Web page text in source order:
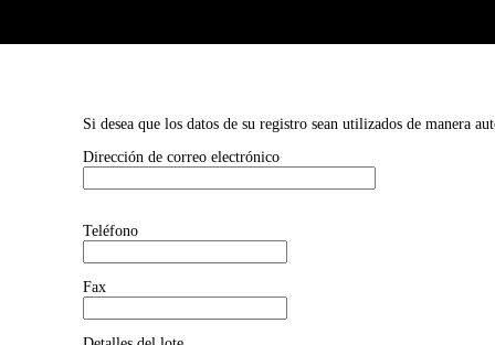
Si desea que los datos de su registro sean utilizados de manera
Dirección de correo electrónico
Teléfono
Fax